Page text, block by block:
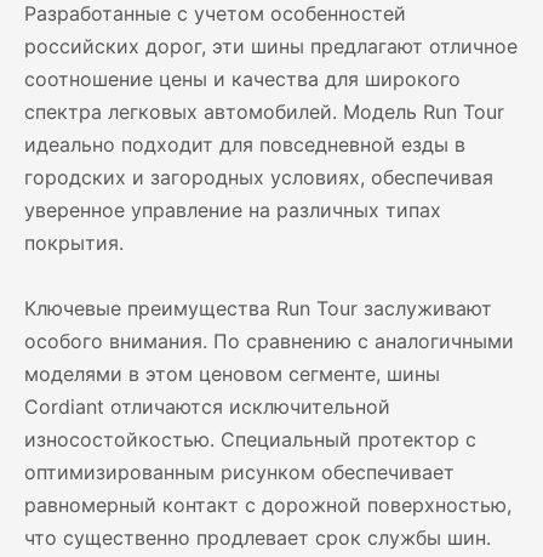
Разработанные с учетом особенностей
российских дорог, эти шины предлагают отличное
соотношение цены и качества для широкого
спектра легковых автомобилей. Модель Run Tour
идеально подходит для повседневной езды в
городских и загородных условиях, обеспечивая
уверенное управление на различных типах
покрытия.
Ключевые преимущества Run Tour заслуживают
особого внимания. По сравнению с аналогичными
моделями в этом ценовом сегменте, шины
Cordiant отличаются исключительной
износостойкостью. Специальный протектор с
оптимизированным рисунком обеспечивает
равномерный контакт с дорожной поверхностью,
что существенно продлевает срок службы шин.